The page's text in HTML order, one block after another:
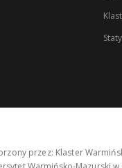
przez: Klaster